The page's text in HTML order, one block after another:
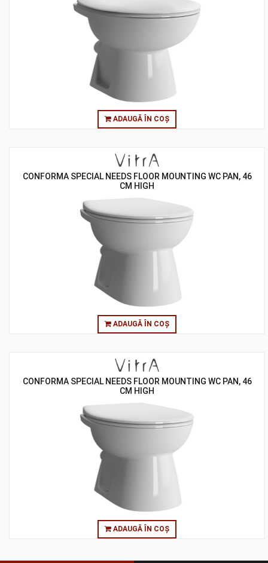
ADAUGĂ ÎN COȘ
CONFORMA SPECIAL NEEDS FLOOR MOUNTING WC PAN, 46
CM HIGH
ADAUGĂ ÎN COȘ
CONFORMA SPECIAL NEEDS FLOOR MOUNTING WC PAN, 46
CM HIGH
ADAUGĂ ÎN COȘ